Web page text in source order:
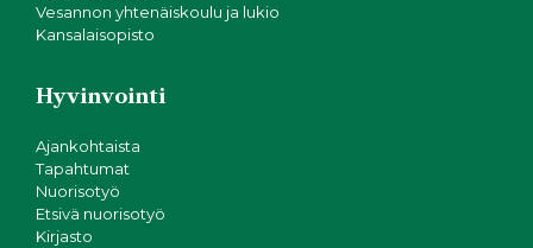
Vesannon yhtenäiskoulu ja lukio
Kansalaisopisto
Hyvinvointi
Ajankohtaista
Tapahtumat
Nuorisotyö
Etsivä nuorisotyö
Kirjasto